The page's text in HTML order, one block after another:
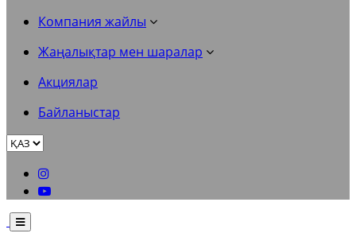
Компания жайлы
Жаңалықтар мен шаралар
Акциялар
Байланыстар